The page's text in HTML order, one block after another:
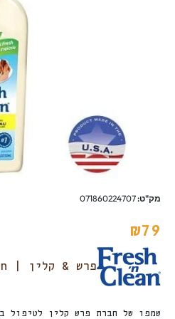
מק"ט:071860224707
₪79
פרש & קלין | Fresh `n Clean
שמפו של חברת פרש קלין לטיפול